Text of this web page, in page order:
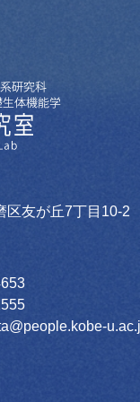
区友が丘7丁目10-2